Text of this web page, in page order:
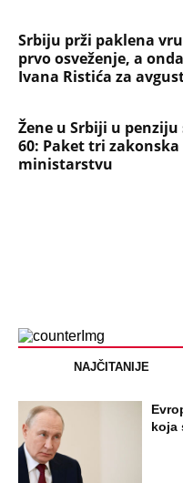
Srbiju prži paklena
prvo osveženje, a
Ivana Ristića za
Žene u Srbiji u
60: Paket tri
ministarstvu
NAJČITANIJE
koja